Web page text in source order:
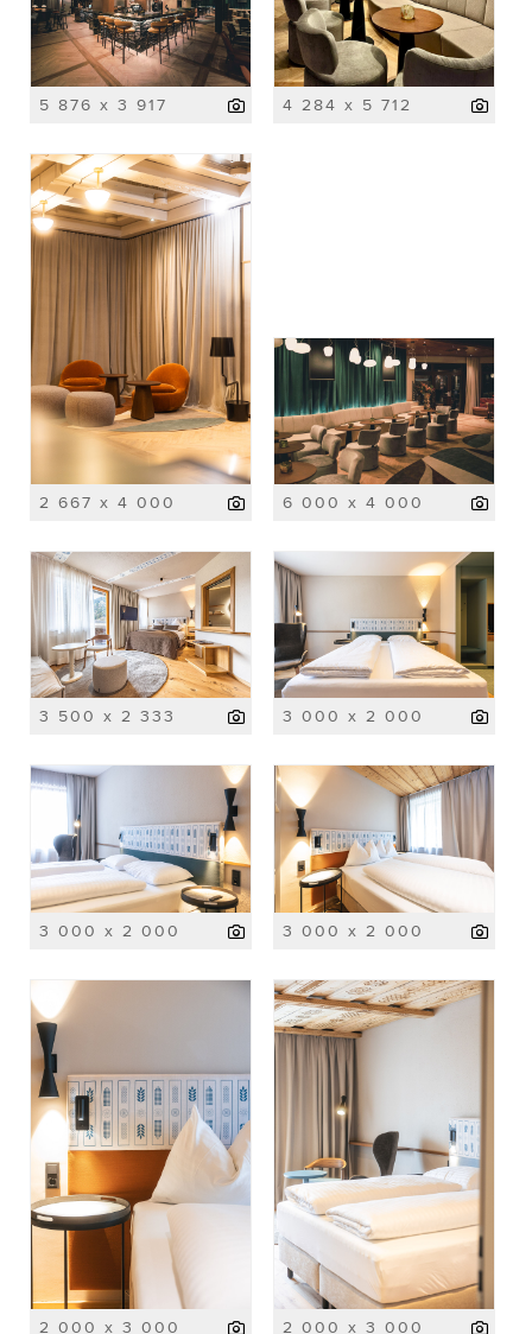
5 876 x 3 917 4 284 x 5 712
2 667 x 4 000 6 000 x 4 000
3 500 x 2 333 3 000 x 2 000
3 000 x 2 000 3 000 x 2 000
2 000 x 3 000 2 000 x 3 000